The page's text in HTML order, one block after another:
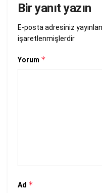
Bir yanıt yazın
E-posta adresiniz
işaretlenmişlerdir
Yorum *
Ad *